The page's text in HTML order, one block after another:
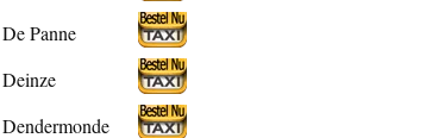
De Panne
Deinze
Dendermonde